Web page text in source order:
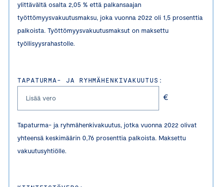
ylittävältä osalta 2,05 % että palkansaajan
työttömyysvakuutusmaksu, joka vuonna 2022 oli 1,5 prosenttia
palkoista. Työttömyysvakuutusmaksut on maksettu
työllisyysrahastolle.
TAPATURMA- JA RYHMÄHENKIVAKUUTUS:
€
Tapaturma- ja ryhmähenkivakuutus, jotka vuonna 2022 olivat
yhteensä keskimäärin 0,76 prosenttia palkoista. Maksettu
vakuutusyhtiölle.